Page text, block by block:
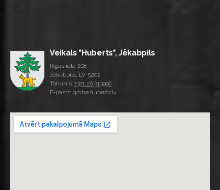
Veikals "Huberts", Jēkabpils
Rīgas iela 208
Jēkabpils, LV-5202
Tālrunis: +371 26 313996
E-pasts: gmb@huberts.lv